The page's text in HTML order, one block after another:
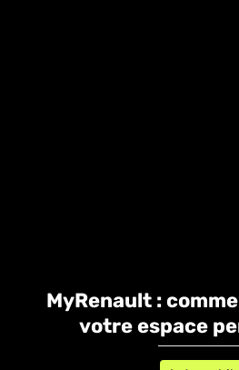
MyRenault :
votre espace